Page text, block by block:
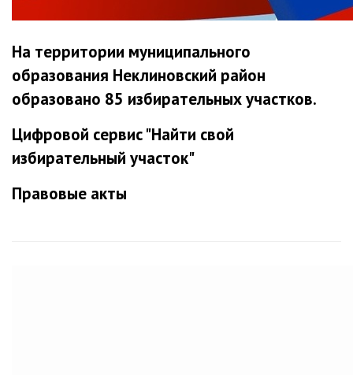
На территории муниципального
образования Неклиновский район
образовано 85 избирательных участков.
Цифровой сервис "Найти свой
избирательный участок"
Правовые акты